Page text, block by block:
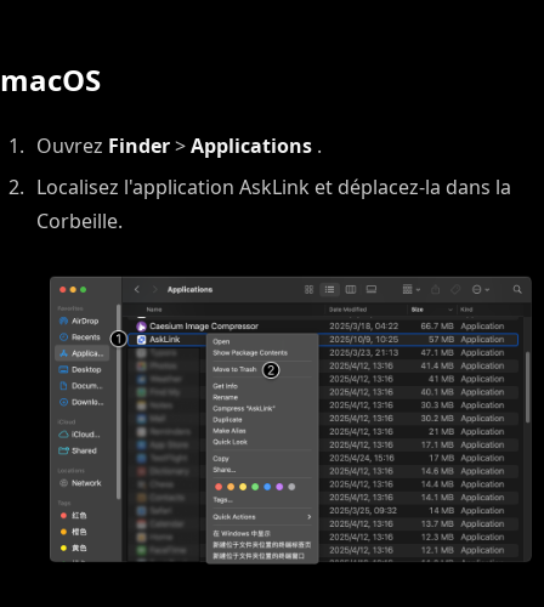
macOS
Ouvrez Finder>Applications .
Localisez l'application AskLink et déplacez-la dans la
Corbeille.